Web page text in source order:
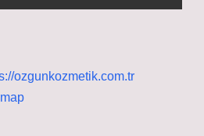
ozgunkozmetik.com.tr